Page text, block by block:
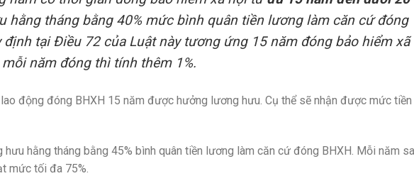
hằng tháng bằng 40% mức bình quân tiền lương làm căn cứ đóng
định tại Điều 72 của Luật này tương ứng 15 năm đóng bảo hiểm xã
năm đóng thì tính thêm 1%.
động đóng BHXH 15 năm được hưởng lương hưu. Cụ thể sẽ nhận được mức
hằng tháng bằng 45% bình quân tiền lương làm căn cứ đóng BHXH. Mỗi năm
mức tối đa 75%.